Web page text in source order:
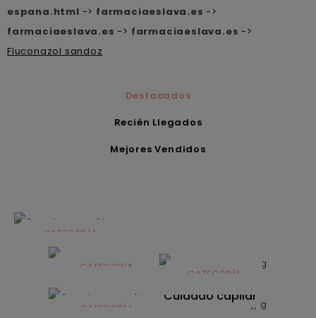
espana.html -> farmaciaeslava.es ->
farmaciaeslava.es -> farmaciaeslava.es ->
Fluconazol sandoz
Destacados
Recién Llegados
Mejores Vendidos
CATEGORÍA
Alimentación
infantilCATEGORÍA
Dermocosmética
CATEGORÍA
Solares
CATEGORÍA
Cuidado capilar